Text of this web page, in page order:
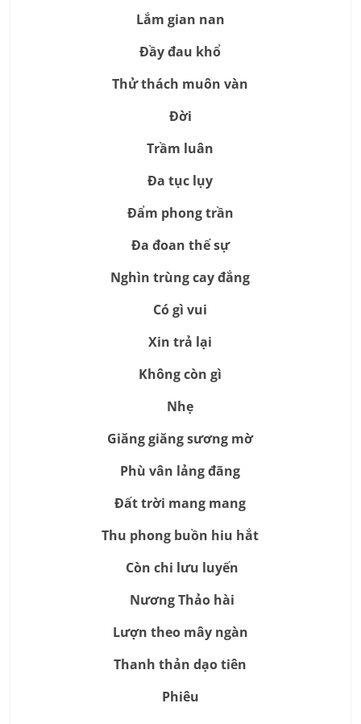
Lắm gian nan
Đầy đau khổ
Thử thách muôn vàn
Đời
Trầm luân
Đa tục lụy
Đẩm phong trần
Đa đoan thế sự
Nghìn trùng cay đắng
Có gì vui
Xin trả lại
Không còn gì
Nhẹ
Giăng giăng sương mờ
Phù vân lảng đãng
Đất trời mang mang
Thu phong buồn hiu hắt
Còn chi lưu luyến
Nương Thảo hài
Lượn theo mây ngàn
Thanh thản dạo tiên
Phiêu